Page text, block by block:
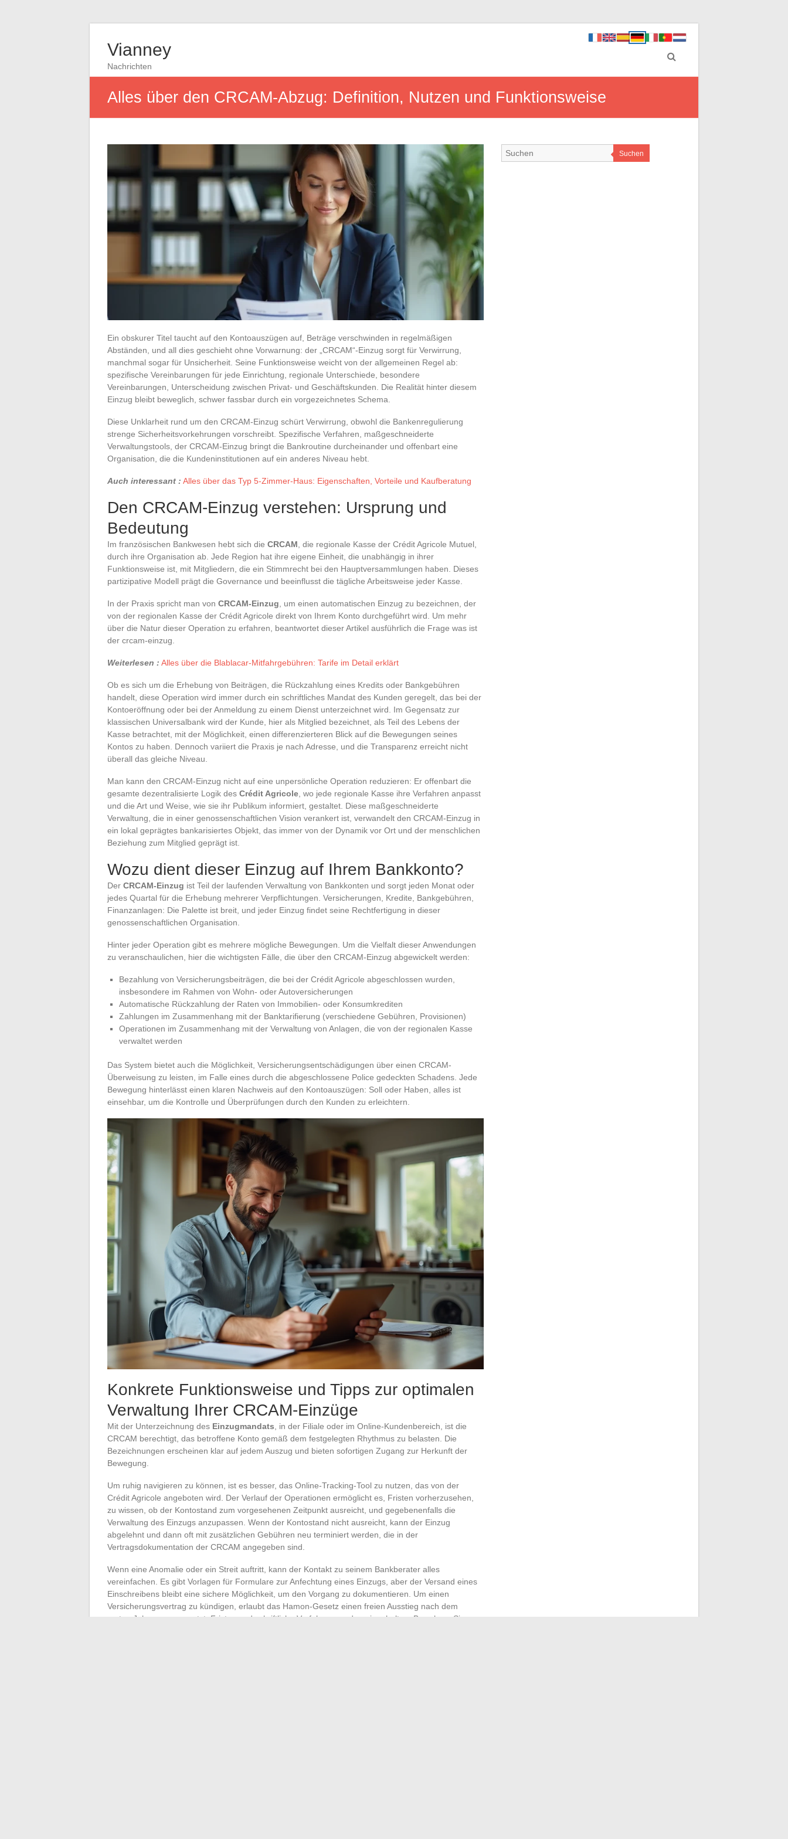
Vianney
Nachrichten
Alles über den CRCAM-Abzug: Definition, Nutzen und Funktionsweise
Ein obskurer Titel taucht auf den Kontoauszügen auf, Beträge verschwinden in regelmäßigen
Abständen, und all dies geschieht ohne Vorwarnung: der „CRCAM“-Einzug sorgt für Verwirrung,
manchmal sogar für Unsicherheit. Seine Funktionsweise weicht von der allgemeinen Regel ab:
spezifische Vereinbarungen für jede Einrichtung, regionale Unterschiede, besondere
Vereinbarungen, Unterscheidung zwischen Privat- und Geschäftskunden. Die Realität hinter diesem
Einzug bleibt beweglich, schwer fassbar durch ein vorgezeichnetes Schema.
Diese Unklarheit rund um den CRCAM-Einzug schürt Verwirrung, obwohl die Bankenregulierung
strenge Sicherheitsvorkehrungen vorschreibt. Spezifische Verfahren, maßgeschneiderte
Verwaltungstools, der CRCAM-Einzug bringt die Bankroutine durcheinander und offenbart eine
Organisation, die die Kundeninstitutionen auf ein anderes Niveau hebt.
Auch interessant : Alles über das Typ 5-Zimmer-Haus: Eigenschaften, Vorteile und Kaufberatung
Den CRCAM-Einzug verstehen: Ursprung und
Bedeutung
Im französischen Bankwesen hebt sich die CRCAM , die regionale Kasse der Crédit Agricole Mutuel,
durch ihre Organisation ab. Jede Region hat ihre eigene Einheit, die unabhängig in ihrer
Funktionsweise ist, mit Mitgliedern, die ein Stimmrecht bei den Hauptversammlungen haben. Dieses
partizipative Modell prägt die Governance und beeinflusst die tägliche Arbeitsweise jeder Kasse.
In der Praxis spricht man von CRCAM-Einzug , um einen automatischen Einzug zu bezeichnen, der
von der regionalen Kasse der Crédit Agricole direkt von Ihrem Konto durchgeführt wird. Um mehr
über die Natur dieser Operation zu erfahren, beantwortet dieser Artikel ausführlich die Frage was ist
der crcam-einzug.
Weiterlesen : Alles über die Blablacar-Mitfahrgebühren: Tarife im Detail erklärt
Ob es sich um die Erhebung von Beiträgen, die Rückzahlung eines Kredits oder Bankgebühren
handelt, diese Operation wird immer durch ein schriftliches Mandat des Kunden geregelt, das bei der
Kontoeröffnung oder bei der Anmeldung zu einem Dienst unterzeichnet wird. Im Gegensatz zur
klassischen Universalbank wird der Kunde, hier als Mitglied bezeichnet, als Teil des Lebens der
Kasse betrachtet, mit der Möglichkeit, einen differenzierteren Blick auf die Bewegungen seines
Kontos zu haben. Dennoch variiert die Praxis je nach Adresse, und die Transparenz erreicht nicht
überall das gleiche Niveau.
Man kann den CRCAM-Einzug nicht auf eine unpersönliche Operation reduzieren: Er offenbart die
gesamte dezentralisierte Logik des Crédit Agricole , wo jede regionale Kasse ihre Verfahren anpasst
und die Art und Weise, wie sie ihr Publikum informiert, gestaltet. Diese maßgeschneiderte
Verwaltung, die in einer genossenschaftlichen Vision verankert ist, verwandelt den CRCAM-Einzug in
ein lokal geprägtes bankarisiertes Objekt, das immer von der Dynamik vor Ort und der menschlichen
Beziehung zum Mitglied geprägt ist.
Wozu dient dieser Einzug auf Ihrem Bankkonto?
Der CRCAM-Einzug ist Teil der laufenden Verwaltung von Bankkonten und sorgt jeden Monat oder
jedes Quartal für die Erhebung mehrerer Verpflichtungen. Versicherungen, Kredite, Bankgebühren,
Finanzanlagen: Die Palette ist breit, und jeder Einzug findet seine Rechtfertigung in dieser
genossenschaftlichen Organisation.
Hinter jeder Operation gibt es mehrere mögliche Bewegungen. Um die Vielfalt dieser Anwendungen
zu veranschaulichen, hier die wichtigsten Fälle, die über den CRCAM-Einzug abgewickelt werden:
Bezahlung von Versicherungsbeiträgen, die bei der Crédit Agricole abgeschlossen wurden,
insbesondere im Rahmen von Wohn- oder Autoversicherungen
Automatische Rückzahlung der Raten von Immobilien- oder Konsumkrediten
Zahlungen im Zusammenhang mit der Banktarifierung (verschiedene Gebühren, Provisionen)
Operationen im Zusammenhang mit der Verwaltung von Anlagen, die von der regionalen Kasse
verwaltet werden
Das System bietet auch die Möglichkeit, Versicherungsentschädigungen über einen CRCAM-
Überweisung zu leisten, im Falle eines durch die abgeschlossene Police gedeckten Schadens. Jede
Bewegung hinterlässt einen klaren Nachweis auf den Kontoauszügen: Soll oder Haben, alles ist
einsehbar, um die Kontrolle und Überprüfungen durch den Kunden zu erleichtern.
Konkrete Funktionsweise und Tipps zur optimalen
Verwaltung Ihrer CRCAM-Einzüge
Mit der Unterzeichnung des Einzugmandats , in der Filiale oder im Online-Kundenbereich, ist die
CRCAM berechtigt, das betroffene Konto gemäß dem festgelegten Rhythmus zu belasten. Die
Bezeichnungen erscheinen klar auf jedem Auszug und bieten sofortigen Zugang zur Herkunft der
Bewegung.
Um ruhig navigieren zu können, ist es besser, das Online-Tracking-Tool zu nutzen, das von der
Crédit Agricole angeboten wird. Der Verlauf der Operationen ermöglicht es, Fristen vorherzusehen,
zu wissen, ob der Kontostand zum vorgesehenen Zeitpunkt ausreicht, und gegebenenfalls die
Verwaltung des Einzugs anzupassen. Wenn der Kontostand nicht ausreicht, kann der Einzug
abgelehnt und dann oft mit zusätzlichen Gebühren neu terminiert werden, die in der
Vertragsdokumentation der CRCAM angegeben sind.
Wenn eine Anomalie oder ein Streit auftritt, kann der Kontakt zu seinem Bankberater alles
vereinfachen. Es gibt Vorlagen für Formulare zur Anfechtung eines Einzugs, aber der Versand eines
Einschreibens bleibt eine sichere Möglichkeit, um den Vorgang zu dokumentieren. Um einen
Versicherungsvertrag zu kündigen, erlaubt das Hamon-Gesetz einen freien Ausstieg nach dem
ersten Jahr, vorausgesetzt, Fristen und schriftliche Verfahren werden eingehalten. Bewahren Sie
Suchen